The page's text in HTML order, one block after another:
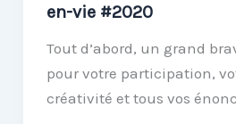
problème
en-vie #2020
Tout d’abord, un grand
pour votre participation,
créativité et tous vos